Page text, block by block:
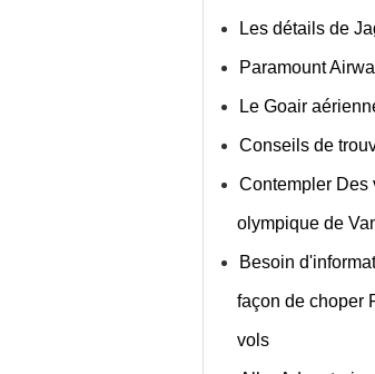
Les détails de
Paramount
Le Goair
Conseils de
Contempler Des
olympique de
Besoin
façon de choper
vols